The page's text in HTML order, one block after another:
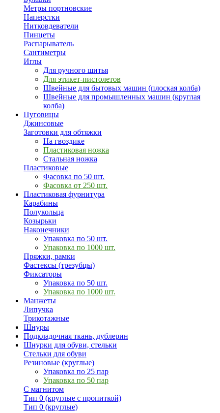
Метры портновские
Наперстки
Нитковдеватели
Пинцеты
Распарыватель
Сантиметры
Иглы
Для ручного шитья
Для этикет-пистолетов
Швейные для бытовых машин (плоская колба)
Швейные для промышленных машин (круглая
колба)
Пуговицы
Джинсовые
Заготовки для обтяжки
На гвоздике
Пластиковая ножка
Стальная ножка
Пластиковые
Фасовка по 50 шт.
Фасовка от 250 шт.
Пластиковая фурнитура
Карабины
Полукольца
Козырьки
Наконечники
Упаковка по 50 шт.
Упаковка по 1000 шт.
Пряжки, рамки
Фастексы (трезубцы)
Фиксаторы
Упаковка по 50 шт.
Упаковка по 1000 шт.
Манжеты
Липучка
Трикотажные
Шнуры
Подкладочная ткань, дублерин
Шнурки для обуви, стельки
Стельки для обуви
Резиновые (круглые)
Упаковка по 25 пар
Упаковка по 50 пар
С магнитом
Тип 0 (круглые с пропиткой)
Тип 0 (круглые)